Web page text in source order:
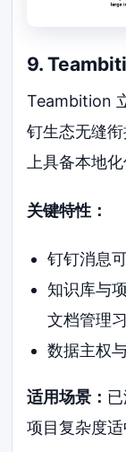
9.
Teambition
钉生态无缝
上具备本地化
关键特性：
钉钉消息
知识库与
文档管理
数据主权
适用场景：
项目复杂度适